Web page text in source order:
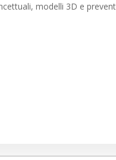
modelli 3D e